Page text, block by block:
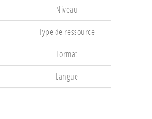
Niveau
Type de ressource
Format
Langue